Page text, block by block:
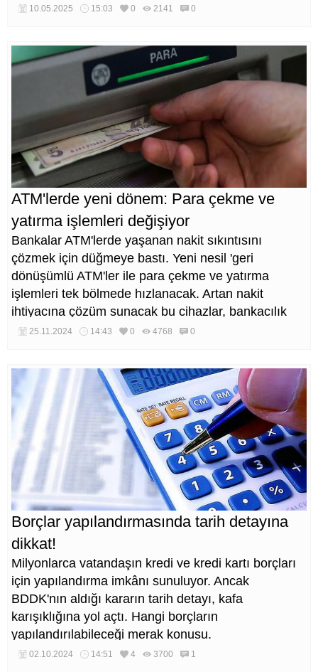
10.05.2025 15:03 0 2141 0
ATM'lerde yeni dönem: Para çekme ve
yatırma işlemleri değişiyor
Bankalar ATM'lerde yaşanan nakit sıkıntısını
çözmek için düğmeye bastı. Yeni nesil 'geri
dönüşümlü ATM'ler ile para çekme ve yatırma
işlemleri tek bölmede hızlanacak. Artan nakit
ihtiyacına çözüm sunacak bu cihazlar, bankacılık
sektöründe devrim yaratmaya hazırlanıyor.
25.11.2024 14:43 0 4768 0
Borçlar yapılandırmasında tarih detayına
dikkat!
Milyonlarca vatandaşın kredi ve kredi kartı borçları
için yapılandırma imkânı sunuluyor. Ancak
BDDK'nın aldığı kararın tarih detayı, kafa
karışıklığına yol açtı. Hangi borçların
yapılandırılabileceği merak konusu.
02.10.2024 14:51 4 3700 1